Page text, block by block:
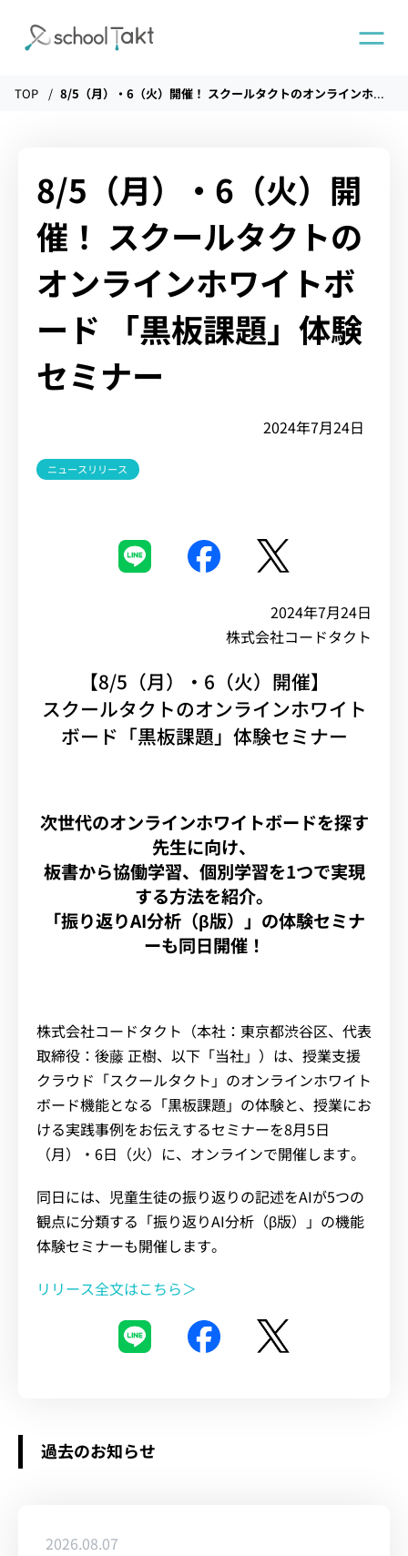
機能
タクトAI
導入事例
導入実績
料金
よくある質問
TOP 8/5（月）・6（火）開催！ スクールタクトのオンラインホワイトボード 「黒板課題」体験セミナー
8/5（月）・6（火）開
催！ スクールタクトの
オンラインホワイトボ
ード 「黒板課題」体験
セミナー
2024年7月24日
ニュースリリース
2024年7月24日
株式会社コードタクト
【8/5（月）・6（火）開催】
スクールタクトのオンラインホワイト
ボード「黒板課題」体験セミナー
次世代のオンラインホワイトボードを探す
先生に向け、
板書から協働学習、個別学習を1つで実現
する方法を紹介。
「振り返りAI分析（β版）」の体験セミナ
ーも同日開催！
株式会社コードタクト（本社：東京都渋谷区、代表
取締役：後藤 正樹、以下「当社」）は、授業支援
クラウド「スクールタクト」のオンラインホワイト
ボード機能となる「黒板課題」の体験と、授業にお
ける実践事例をお伝えするセミナーを8月5日
（月）・6日（火）に、オンラインで開催します。
同日には、児童生徒の振り返りの記述をAIが5つの
観点に分類する「振り返りAI分析（β版）」の機能
体験セミナーも開催します。
リリース全文はこちら＞
過去のお知らせ
2026.08.07